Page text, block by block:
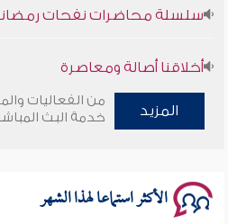
سلسلة محاضرات نفحات رمضانية
أخلاقنا أصالة ومعاصرة
وأمنهم من خوف 9
المزيد
من الفعاليات
خدمة البث
الأكثر استماعا لهذا الشهر